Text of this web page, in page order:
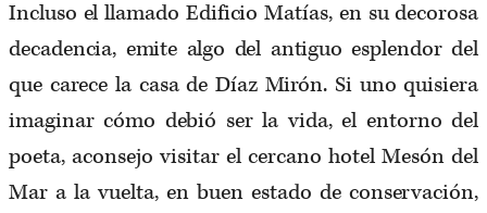
Incluso el llamado Edificio Matías, en su decorosa
decadencia, emite algo del antiguo esplendor del
que carece la casa de Díaz Mirón. Si uno quisiera
imaginar cómo debió ser la vida, el entorno del
poeta, aconsejo visitar el cercano hotel Mesón del
Mar a la vuelta, en buen estado de conservación,